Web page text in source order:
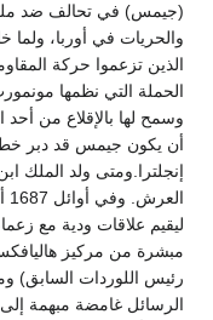
(جيمس) في تحالف ضد
والحريات في أوربا، ولما
الذين تزعموا حركة
الحملة التي نظمها
أن يكون جيمس قد دبر
إنجلترا.ومتى ولد
ليقيم علاقات ودية مع
مبشرة من مركيز
رئيس اللوردات السابق)
الرسائل غامضة مبهمة